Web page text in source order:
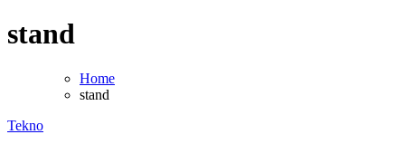
stand
Home
stand
Tekno